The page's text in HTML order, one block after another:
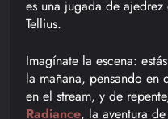
es una jugada de
Tellius.
Imagínate la escena:
la mañana, pensando en
en el stream, y de
Radiance, la aventura de